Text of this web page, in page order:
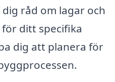
råd om lagar och
ditt specifika
dig att planera för